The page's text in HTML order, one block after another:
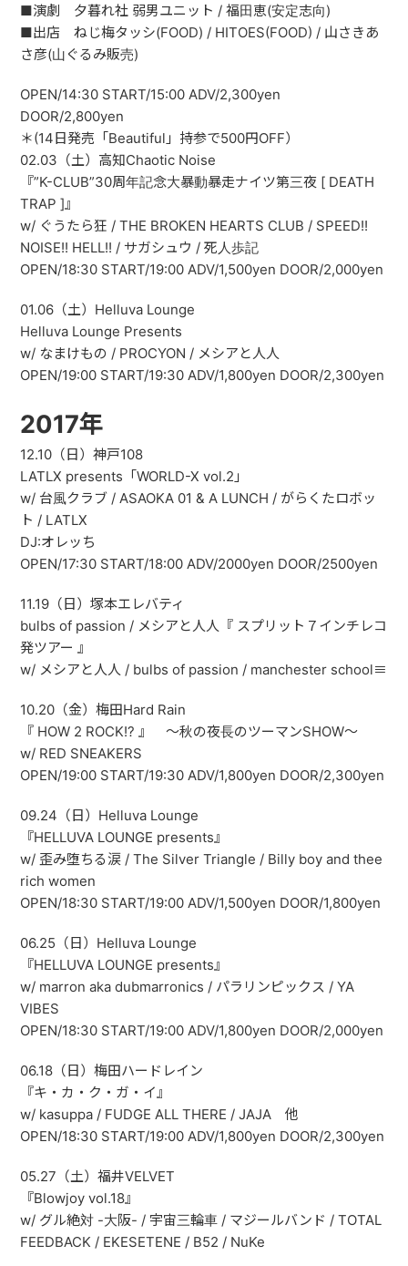
■演劇 夕暮れ社 弱男ユニット / 福田恵(安定志向)
■出店 ねじ梅タッシ(FOOD) / HITOES(FOOD) / 山さきあ
さ彦(山ぐるみ販売)
OPEN/14:30 START/15:00 ADV/2,300yen
DOOR/2,800yen
＊(14日発売「Beautiful」持参で500円OFF）
02.03（土）高知Chaotic Noise
『”K-CLUB”30周年記念大暴動暴走ナイツ第三夜 [ DEATH
TRAP ]』
w/ ぐうたら狂 / THE BROKEN HEARTS CLUB / SPEED!!
NOISE!! HELL!! / サガシュウ / 死人歩記
OPEN/18:30 START/19:00 ADV/1,500yen DOOR/2,000yen
01.06（土）Helluva Lounge
Helluva Lounge Presents
w/ なまけもの / PROCYON / メシアと人人
OPEN/19:00 START/19:30 ADV/1,800yen DOOR/2,300yen
2017年
12.10（日）神戸108
LATLX presents「WORLD-X vol.2」
w/ 台風クラブ / ASAOKA 01 & A LUNCH / がらくたロボッ
ト / LATLX
DJ:オレッち
OPEN/17:30 START/18:00 ADV/2000yen DOOR/2500yen
11.19（日）塚本エレバティ
bulbs of passion / メシアと人人『 スプリット７インチレコ
発ツアー 』
w/ メシアと人人 / bulbs of passion / manchester school≡
10.20（金）梅田Hard Rain
『 HOW 2 ROCK!? 』 ～秋の夜長のツーマンSHOW～
w/ RED SNEAKERS
OPEN/19:00 START/19:30 ADV/1,800yen DOOR/2,300yen
09.24（日）Helluva Lounge
『HELLUVA LOUNGE presents』
w/ 歪み堕ちる涙 / The Silver Triangle / Billy boy and thee
rich women
OPEN/18:30 START/19:00 ADV/1,500yen DOOR/1,800yen
06.25（日）Helluva Lounge
『HELLUVA LOUNGE presents』
w/ marron aka dubmarronics / パラリンピックス / YA
VIBES
OPEN/18:30 START/19:00 ADV/1,800yen DOOR/2,000yen
06.18（日）梅田ハードレイン
『キ・カ・ク・ガ・イ』
w/ kasuppa / FUDGE ALL THERE / JAJA 他
OPEN/18:30 START/19:00 ADV/1,800yen DOOR/2,300yen
05.27（土）福井VELVET
『Blowjoy vol.18』
w/ グル絶対 -大阪- / 宇宙三輪車 / マジールバンド / TOTAL
FEEDBACK / EKESETENE / B52 / NuKe